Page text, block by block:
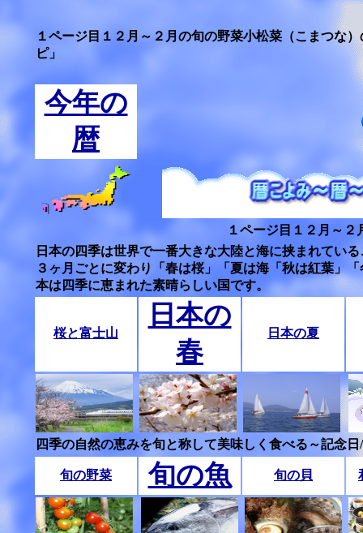
１ページ目１２月～２月の旬の野菜小松菜（こまつな
ピ」
今年の
暦
１ページ目１２月～
日本の四季は世界で一番大きな大陸と海に挟まれてい
３ヶ月ごとに変わり「春は桜」「夏は海「秋は紅葉」
本は四季に恵まれた素晴らしい国です。
桜と富士山
日本の
春
日本の夏
四季の自然の恵みを旬と称して美味しく食べる～記念
旬の野菜 旬の魚 旬の貝